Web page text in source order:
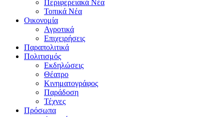
Περιφερειακά Νέα
Τοπικά Νέα
Οικονομία
Αγροτικά
Επιχειρήσεις
Παραπολιτικά
Πολιτισμός
Εκδηλώσεις
Θέατρο
Κινηματογράφος
Παράδοση
Τέχνες
Πρόσωπα